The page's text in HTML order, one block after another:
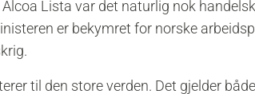
Lista var det naturlig nok
er bekymret for norske
til den store verden. Det gjelder